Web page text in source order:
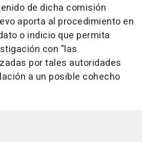
de dicha comisión
aporta al procedimiento en
o indicio que permita
con "las
por tales autoridades
a un posible cohecho